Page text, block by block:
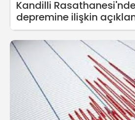
Kandilli
depremine ilişkin